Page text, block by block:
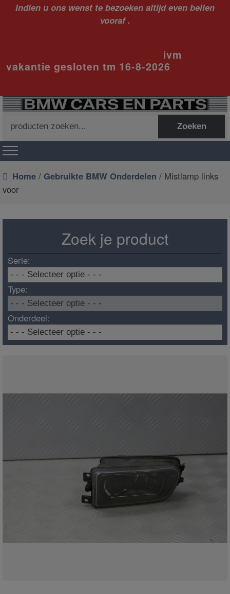
Indien u ons wenst te bezoeken altijd even bellen
vooraf .
ivm
vakantie gesloten tm 16-8-2026
naar:
Zoeken
Home / Gebruikte BMW Onderdelen / Mistlamp links
voor
Zoek je product
Serie:
Type:
Onderdeel: